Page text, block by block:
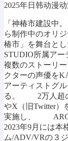
2025年日韩动漫
「神椿市建設中
ら制作中のオリ
椿市」を舞台と
STUDIO所属ア
複数のストーリ
クターの声優を
アーティストグ
る。 2万人超の
やX（旧Twitter）
実施し、 ARG
2023年9月には本
ム/ADV/VRの３